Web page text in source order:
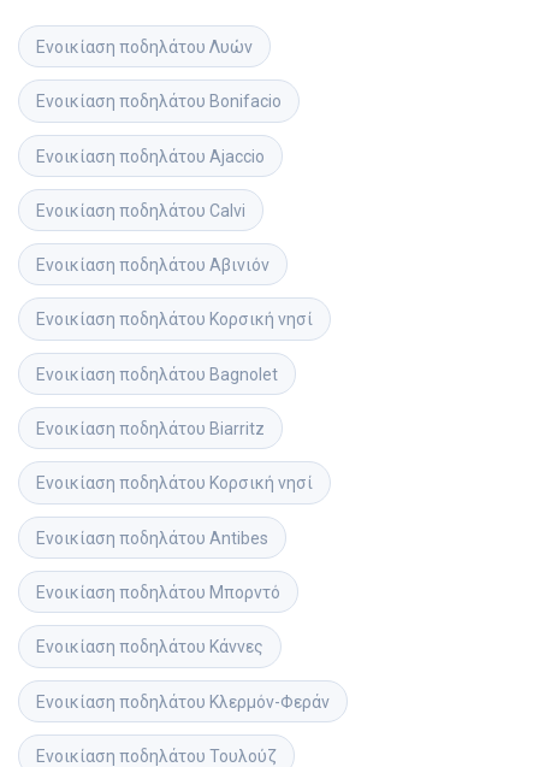
Ενοικίαση ποδηλάτου Λυών
Ενοικίαση ποδηλάτου Bonifacio
Ενοικίαση ποδηλάτου Ajaccio
Ενοικίαση ποδηλάτου Calvi
Ενοικίαση ποδηλάτου Αβινιόν
Ενοικίαση ποδηλάτου Κορσική νησί
Ενοικίαση ποδηλάτου Bagnolet
Ενοικίαση ποδηλάτου Biarritz
Ενοικίαση ποδηλάτου Κορσική νησί
Ενοικίαση ποδηλάτου Antibes
Ενοικίαση ποδηλάτου Μπορντό
Ενοικίαση ποδηλάτου Κάννες
Ενοικίαση ποδηλάτου Κλερμόν-Φεράν
Ενοικίαση ποδηλάτου Τουλούζ